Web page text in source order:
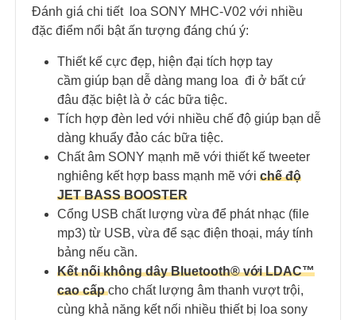
Đánh giá chi tiết loa SONY MHC-V02 với nhiều
đặc điểm nổi bật ấn tượng đáng chú ý:
Thiết kế cực đẹp, hiện đại tích hợp tay
cầm giúp bạn dễ dàng mang loa đi ở bất cứ
đâu đặc biệt là ở các bữa tiệc.
Tích hợp đèn led với nhiều chế độ giúp bạn dễ
dàng khuẩy đảo các bữa tiệc.
Chất âm SONY mạnh mẽ với thiết kế tweeter
nghiêng kết hợp bass mạnh mẽ với chế độ
JET BASS BOOSTER
Cổng USB chất lượng vừa để phát nhạc (file
mp3) từ USB, vừa để sạc điện thoại, máy tính
bảng nếu cần.
Kết nối không dây Bluetooth® với LDAC™
cao cấp cho chất lượng âm thanh vượt trội,
cùng khả năng kết nối nhiều thiết bị loa sony